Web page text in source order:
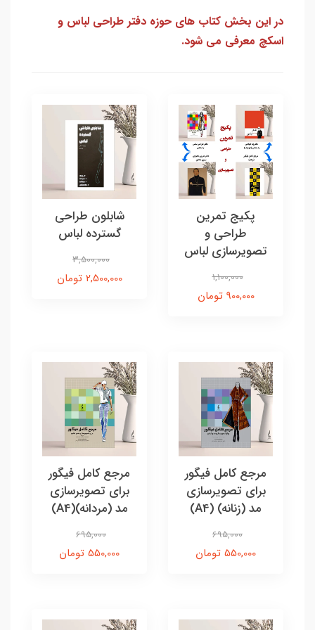
در این بخش کتاب های حوزه دفتر طراحی لباس و
اسکچ معرفی می شود.
پکیج تمرین
طراحی و
تصویرسازی لباس
1,100,000
900,000 تومان
شابلون طراحی
گسترده لباس
3,500,000
2,500,000 تومان
مرجع کامل فیگور
برای تصویرسازی
مد (زنانه) (A4)
695,000
550,000 تومان
مرجع کامل فیگور
برای تصویرسازی
مد (مردانه)(A4)
695,000
550,000 تومان